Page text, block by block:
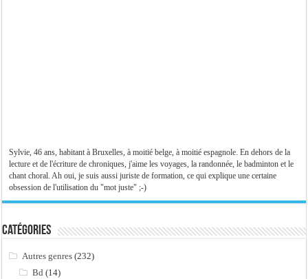
Sylvie, 46 ans, habitant à Bruxelles, à moitié belge, à moitié espagnole. En dehors de la
lecture et de l'écriture de chroniques, j'aime les voyages, la randonnée, le badminton et le
chant choral. Ah oui, je suis aussi juriste de formation, ce qui explique une certaine
obsession de l'utilisation du "mot juste" ;-)
Catégories
Autres genres (232)
Bd (14)